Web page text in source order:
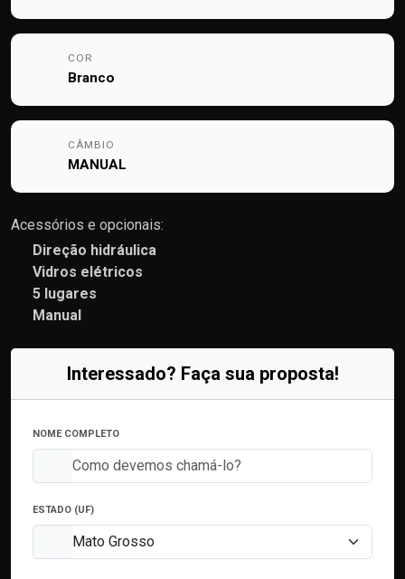
COR
Branco
CÂMBIO
MANUAL
Acessórios e opcionais:
Direção hidráulica
Vidros elétricos
5 lugares
Manual
Interessado? Faça sua proposta!
NOME COMPLETO
ESTADO (UF)